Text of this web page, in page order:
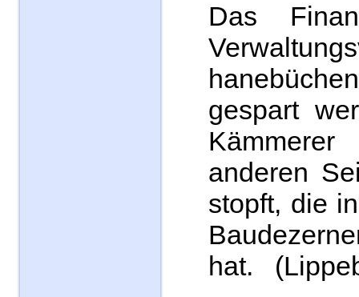
Das
gespart
anderen
stopft, die
hat.